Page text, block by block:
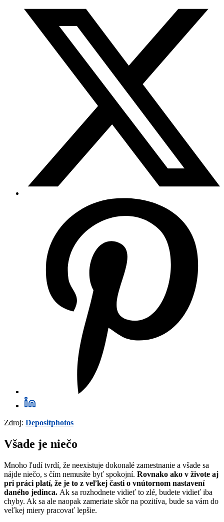
Zdroj: Depositphotos
Všade je niečo
Mnoho ľudí tvrdí, že neexistuje dokonalé zamestnanie a všade sa
nájde niečo, s čím nemusíte byť spokojní. Rovnako ako v živote aj
pri práci platí, že je to z veľkej časti o vnútornom nastavení
daného jedinca. Ak sa rozhodnete vidieť to zlé, budete vidieť iba
chyby. Ak sa ale naopak zameriate skôr na pozitíva, bude sa vám do
veľkej miery pracovať lepšie.